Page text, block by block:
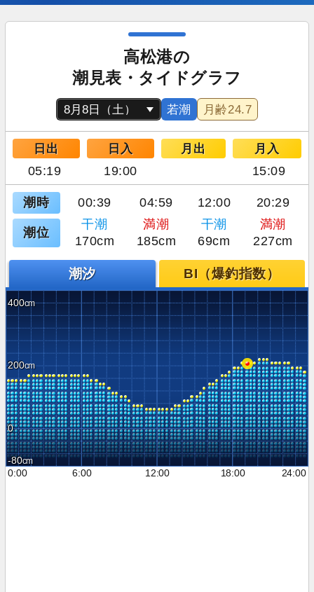
高松港の
潮見表・タイドグラフ
若潮 月齢24.7
日出 日入 月出 月入
05:19 19:00 15:09
潮時 00:39 04:59 12:00 20:29
潮位
干潮 満潮 干潮
満潮
170cm
185cm 69cm 227cm
潮汐 BI（爆釣指数）
400
200
0
-80
0:00
6:00 12:00 18:00 24:00